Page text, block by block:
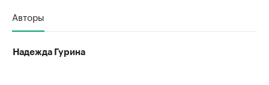
Авторы
Надежда Гурина